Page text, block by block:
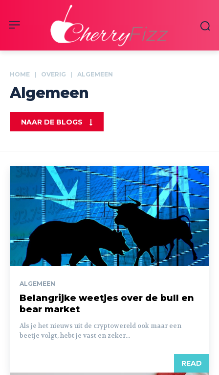
HOME OVERIG ALGEMEEN
Algemeen
NAAR DE BLOGS
ALGEMEEN
Belangrijke weetjes over de bull en
bear market
Als je het nieuws uit de cryptowereld ook maar een
beetje volgt, hebt je vast en zeker...
READ